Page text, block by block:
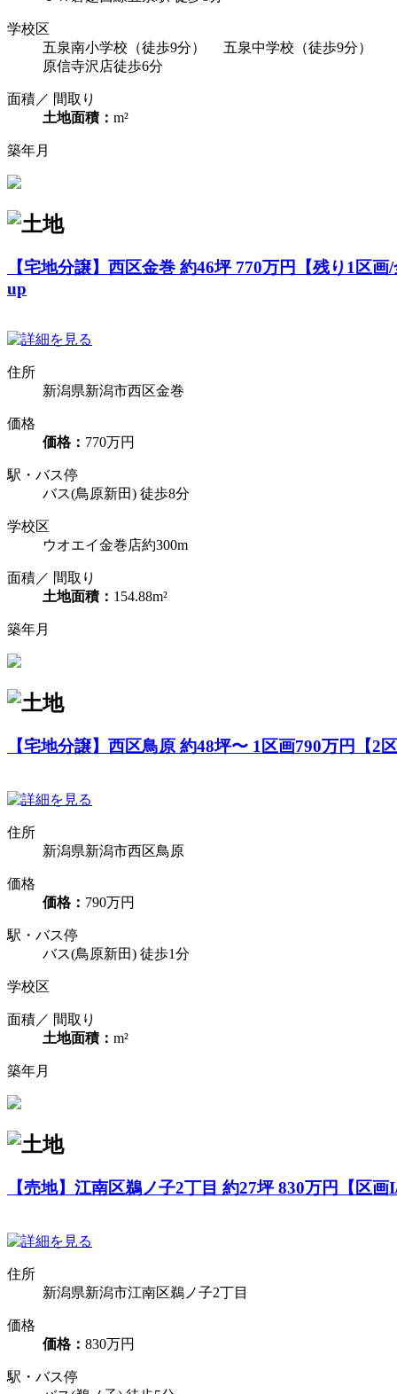
学校区
五泉南小学校（徒歩9分） 五泉中学校（徒歩9分）
原信寺沢店徒歩6分
面積／ 間取り
土地面積： m²
築年月
【宅地分譲】西区金巻 約46坪 770万円【残り1区画/
up
住所
新潟県新潟市西区金巻
価格
価格： 770万円
駅・バス停
バス(鳥原新田) 徒歩8分
学校区
ウオエイ金巻店約300m
面積／ 間取り
土地面積： 154.88m²
築年月
【宅地分譲】西区鳥原 約48坪〜 1区画790万円【2
住所
新潟県新潟市西区鳥原
価格
価格： 790万円
駅・バス停
バス(鳥原新田) 徒歩1分
学校区
面積／ 間取り
土地面積： m²
築年月
【売地】江南区鵜ノ子2丁目 約27坪 830万円【区画
住所
新潟県新潟市江南区鵜ノ子2丁目
価格
価格： 830万円
駅・バス停